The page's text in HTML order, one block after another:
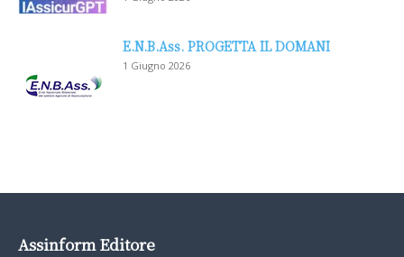
E.N.B.Ass. PROGETTA IL DOMANI
1 Giugno 2026
Assinform Editore